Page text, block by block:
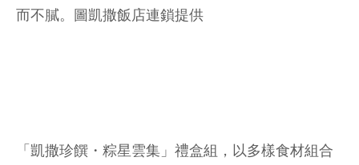
而不膩。圖凱撒飯店連鎖提供
「凱撒珍饌・粽星雲集」禮盒組，以多樣食材組合